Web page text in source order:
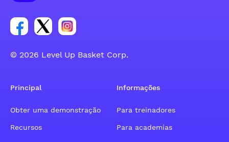
Link para o grupo social da conta do Facebook
Link para o grupo social da conta do tweeter
Link para o grupo social da conta do
© 2026 Level Up Basket Corp.
Principal
Obter uma demonstração
Recursos
Informações
Para treinadores
Para academias